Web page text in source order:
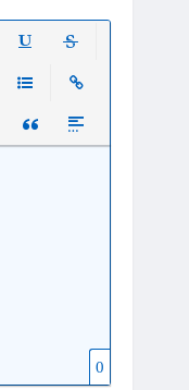
ссылку
скрытого текста
Вставка цитаты
Вставка спойлера
0